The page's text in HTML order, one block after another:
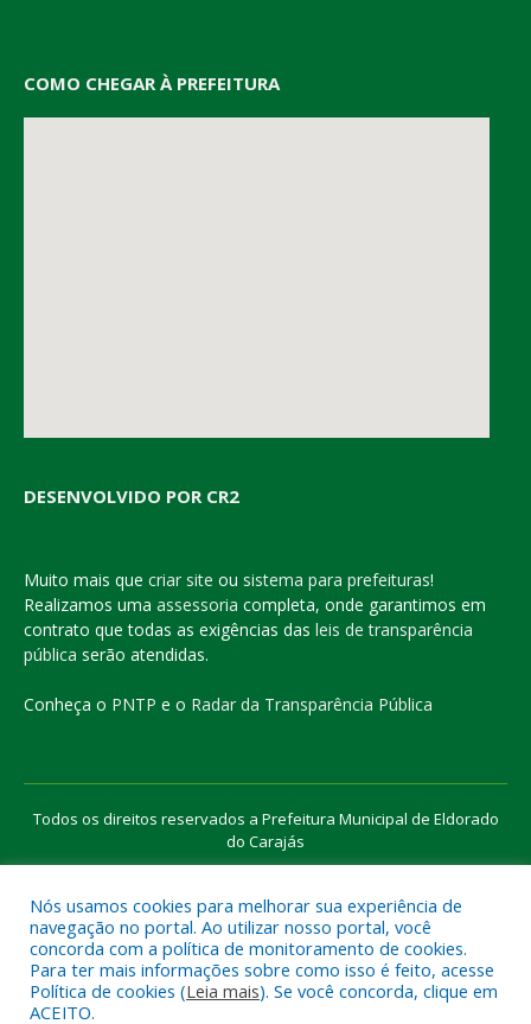
COMO CHEGAR À PREFEITURA
DESENVOLVIDO POR CR2
Muito mais que criar site ou sistema para prefeituras!
Realizamos uma assessoria completa, onde garantimos em
contrato que todas as exigências das leis de transparência
pública serão atendidas.
Conheça o PNTP e o Radar da Transparência Pública
Todos os direitos reservados a Prefeitura Municipal de Eldorado
do Carajás
Mapa do Site
Acessar Área Administrativa
Acessar o Webmail
Nós usamos cookies para melhorar sua experiência de
navegação no portal. Ao utilizar nosso portal, você
concorda com a política de monitoramento de cookies.
Para ter mais informações sobre como isso é feito, acesse
Política de cookies (Leia mais). Se você concorda, clique em
ACEITO.